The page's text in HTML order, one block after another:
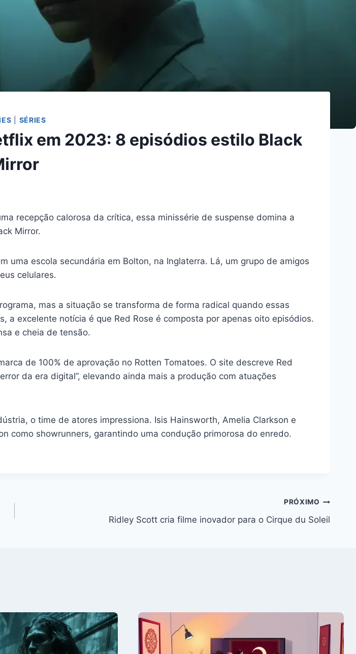
SÉRIES
em 2023: 8 episódios estilo Black
recepção calorosa da crítica, essa minissérie de suspense domina a
Mirror.
uma escola secundária em Bolton, na Inglaterra. Lá, um grupo de amigos
celulares.
mas a situação se transforma de forma radical quando essas
excelente notícia é que Red Rose é composta por apenas oito episódios.
e cheia de tensão.
de 100% de aprovação no Rotten Tomatoes. O site descreve Red
da era digital”, elevando ainda mais a produção com atuações
o time de atores impressiona. Isis Hainsworth, Amelia Clarkson e
como showrunners, garantindo uma condução primorosa do enredo.
PRÓXIMO
Ridley Scott cria filme inovador para o Cirque du Soleil